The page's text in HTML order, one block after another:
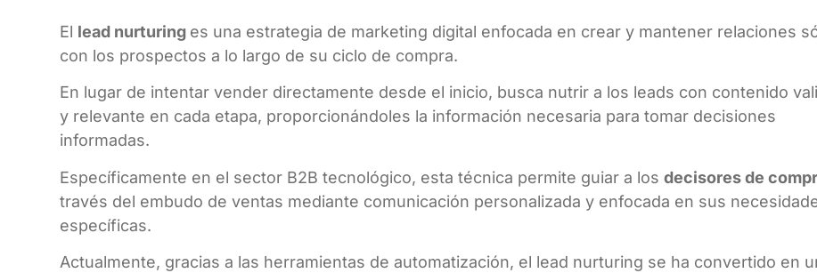
El lead nurturing es una estrategia de marketing digital enfocada en crear y mantener relaciones
con los prospectos a lo largo de su ciclo de compra.
En lugar de intentar vender directamente desde el inicio, busca nutrir a los leads con contenido
y relevante en cada etapa, proporcionándoles la información necesaria para tomar decisiones
informadas.
Específicamente en el sector B2B tecnológico, esta técnica permite guiar a losdecisores de
través del embudo de ventas mediante comunicación personalizada y enfocada en sus
específicas.
Actualmente, gracias a las herramientas de automatización, el lead nurturing se ha convertido en